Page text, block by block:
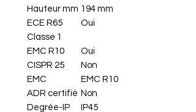
Hauteur mm 194 mm
ECE R65
Classe 1
Oui
EMC R10
Oui
CISPR 25
Non
EMC
EMC R10
ADR certifié Non
Degrée-IP
IP45